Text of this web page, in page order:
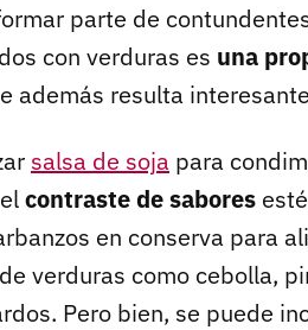
parte de
con verduras es una
además resulta
salsa de soja para
contraste de sabores
en conserva para
verduras como cebolla,
Pero bien, se puede